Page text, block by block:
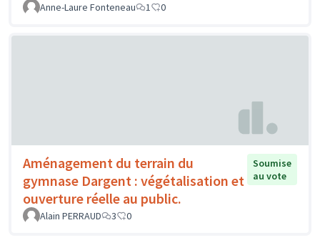
Anne-Laure Fonteneau
1 0
Aménagement du terrain du
gymnase Dargent : végétalisation et
ouverture réelle au public.
Soumise
au vote
Alain PERRAUD 3 0